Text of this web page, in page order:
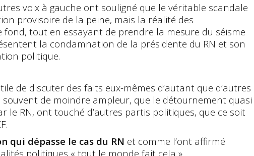
voix à gauche ont souligné que le véritable scandale
provisoire de la peine, mais la réalité des
tout en essayant de prendre la mesure du séisme
la condamnation de la présidente du RN et son
politique.
de discuter des faits eux-mêmes d’autant que d’autres
souvent de moindre ampleur, que le détournement quasi
le RN, ont touché d’autres partis politiques, que ce soit
qui dépasse le cas du RN et comme l’ont affirmé
politiques « tout le monde fait cela ».